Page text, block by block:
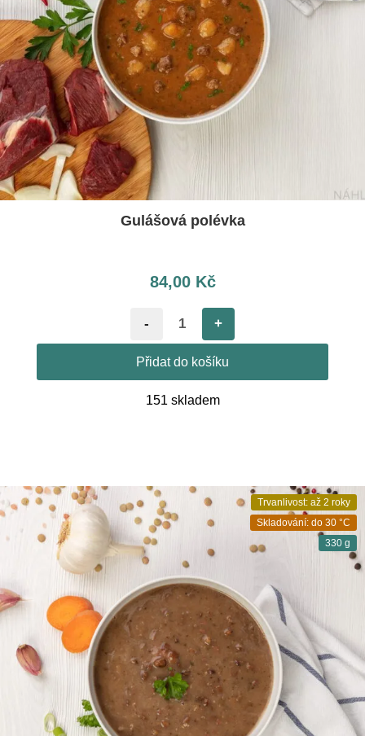
Gulášová polévka
84,00 Kč
- +
Přidat do košíku
151 skladem
Trvanlivost: až 2 roky
Skladování: do 30 °C
330 g